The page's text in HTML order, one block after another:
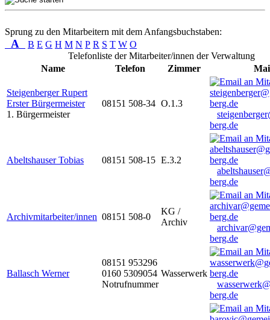
Sprung zu den Mitarbeitern mit dem Anfangsbuchstaben:
A B E G H M N P R S T W O
Telefonliste der Mitarbeiter/innen der Verwaltung
Name
Telefon Zimmer
Steigenberger Rupert
Erster Bürgermeister
1. Bürgermeister
08151 508-34 O.1.3
berg.de
Abeltshauser Tobias 08151 508-15 E.3.2
berg.de
Archivmitarbeiter/innen 08151 508-0
KG /
Archiv
berg.de
Ballasch Werner
08151 953296
0160 5309054
Notrufnummer
Wasserwerk
berg.de